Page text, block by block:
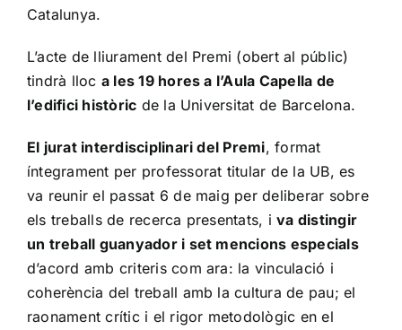
Catalunya.
L’acte de lliurament del Premi (obert al públic)
tindrà lloc a les 19 hores a l’Aula Capella de
l’edifici històric de la Universitat de Barcelona.
El jurat interdisciplinari del Premi, format
íntegrament per professorat titular de la UB, es
va reunir el passat 6 de maig per deliberar sobre
els treballs de recerca presentats, iva distingir
un treball guanyador i set mencions especials
d’acord amb criteris com ara: la vinculació i
coherència del treball amb la cultura de pau; el
raonament crític i el rigor metodològic en el